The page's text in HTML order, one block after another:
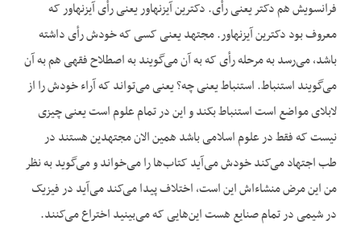
فرانسویش هم دکتر یعنی رأی. دکترین آیزنهاور یعنی رأی آیزنهاور که
معروف بود دکترین آیزنهاور. مجتهد یعنی کسی که خودش رأی داشته
باشد، می‌رسد به مرحله رأی که به آن می‌گویند به اصطلاح فقهی هم به آن
می‌گویند استنباط. استنباط یعنی چه؟ یعنی می‌تواند که آراء خودش را از
لابلای مواضع است استنباط بکند و این در تمام علوم است یعنی چیزی
نیست که فقط در علوم اسلامی باشد همین الان مجتهدین هستند در
طب اجتهاد می‌کند خودش می‌آید کتاب‌ها را می‌خواند و می‌گوید به نظر
من این مرض منشاءاش این است، اختلاف پیدا می‌کند می‌آید در فیزیک
در شیمی در تمام صنایع هست این‌هایی که می‌بینید اختراع می‌کنند.